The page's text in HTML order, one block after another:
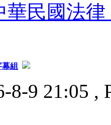
華民國法
組
8-9 21:05 ,